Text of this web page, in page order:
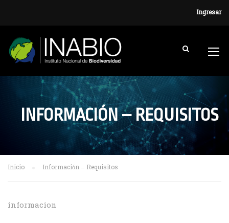
Ingresar
INFORMACIÓN – REQUISITOS
Inicio Información – Requisitos
informacion